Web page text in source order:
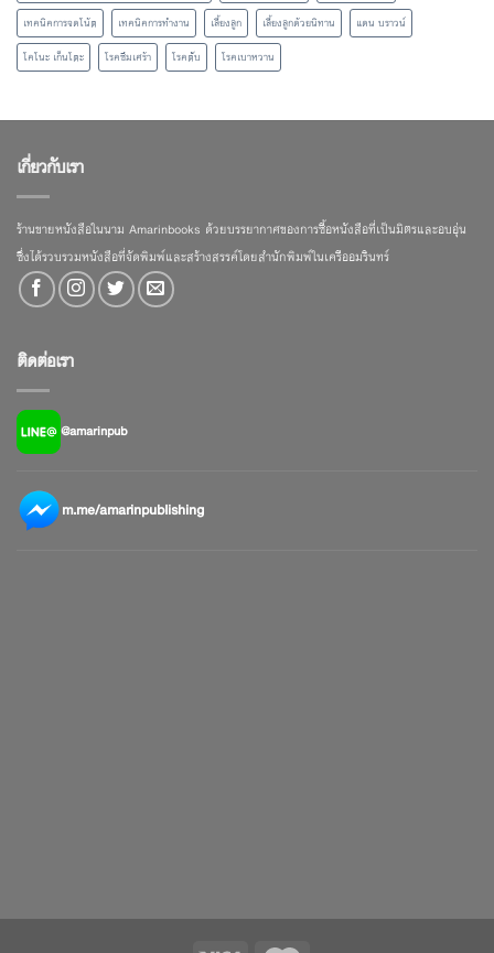
เทคนิคการจดโน้ต
เทคนิคการทำงาน เลี้ยงลูก เลี้ยงลูกด้วยนิทาน
แดน บราวน์
โคโนะ เก็นโตะ
โรคซึมเศร้า โรคตับ โรคเบาหวาน
เกี่ยวกับเรา
ร้านขายหนังสือในนาม Amarinbooks ด้วยบรรยากาศของการซื้อหนังสือที่เป็นมิตรและอบอุ่น
ซึ่งได้รวบรวมหนังสือที่จัดพิมพ์และสร้างสรรค์โดยสำนักพิมพ์ในเครืออมรินทร์
ติดต่อเรา
@amarinpub
m.me/amarinpublishing